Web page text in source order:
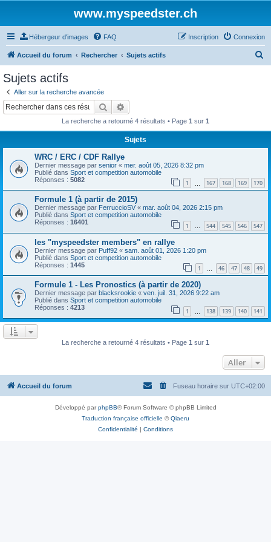
www.myspeedster.ch
Hébergeur d'images FAQ Connexion
Inscription
Accueil du forum Rechercher Sujets actifs
Sujets actifs
Aller sur la recherche avancée
Rechercher
La recherche a retourné 4 résultats • Page 1 sur 1
Sujets
WRC / ERC / CDF Rallye
Dernier message par senior « mer. août 05, 2026 8:32 pm
Publié dans Sport et competition automobile
Réponses : 5082 1 167 168 169 170
Formule 1 (à partir de 2015)
Dernier message par FerruccioSV « mar. août 04, 2026 2:15 pm
Publié dans Sport et competition automobile
Réponses : 16401 1 … 544 545 546 547
les "myspeedster members" en rallye
Dernier message par Puff92 « sam. août 01, 2026 1:20 pm
Publié dans Sport et competition automobile
Réponses : 1445 1 46 47 48 49
Formule 1 - Les Pronostics (à partir de 2020)
Dernier message par blacksrookie « ven. juil. 31, 2026 9:22 am
Publié dans Sport et competition automobile
Réponses : 4213 1 138 139 140 141
La recherche a retourné 4 résultats • Page 1 sur 1
Aller
Accueil du forum Fuseau horaire sur UTC+02:00
Développé parphpBB® Forum Software © phpBB Limited
Traduction française officielle ©Qiaeru
Confidentialité | Conditions